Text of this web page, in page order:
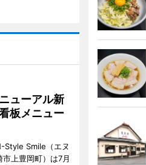
ューアル新
板メニュー
Style Smile（エヌ
上豊岡町）は7月